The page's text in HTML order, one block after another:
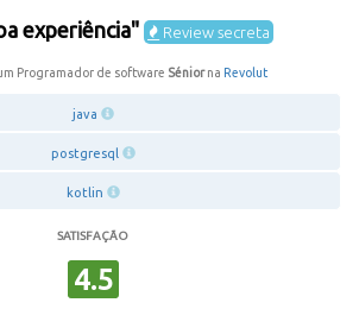
experiência" Review secreta
Programador de software Séniorna Revolut
java
postgresql
kotlin
SATISFAÇÃO
4.5